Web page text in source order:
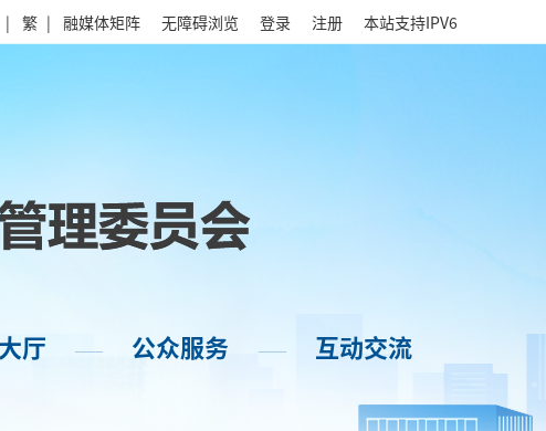
| 繁 | 融媒体矩阵 无障碍浏览 登录 注册 本站支持IPV6
厅 —— 公众服务 —— 互动交流